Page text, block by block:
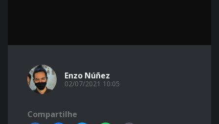
Enzo Núñez
02/07/2021 10:05
Compartilhe